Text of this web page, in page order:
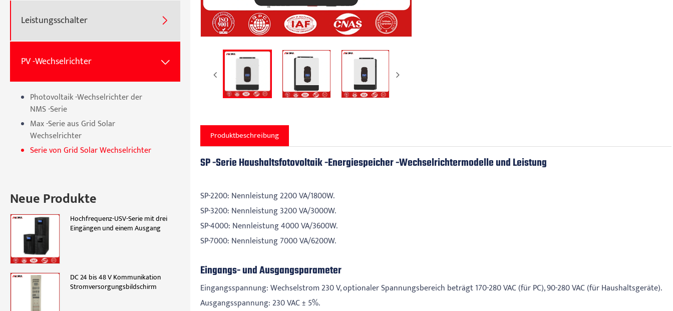
Leistungsschalter 
PV -Wechselrichter 
Photovoltaik -Wechselrichter der
NMS -Serie
Max -Serie aus Grid Solar
Wechselrichter
Serie von Grid Solar Wechselrichter
Neue Produkte
Hochfrequenz-USV-Serie mit drei
Eingängen und einem Ausgang
DC 24 bis 48 V Kommunikation
Stromversorgungsbildschirm
Produktbeschreibung
SP -Serie Haushaltsfotovoltaik -Energiespeicher -Wechselrichtermodelle und Leistung
SP-2200: Nennleistung 2200 VA/1800W.
SP-3200: Nennleistung 3200 VA/3000W.
SP-4000: Nennleistung 4000 VA/3600W.
SP-7000: Nennleistung 7000 VA/6200W.
Eingangs- und Ausgangsparameter
Eingangsspannung: Wechselstrom 230 V, optionaler Spannungsbereich beträgt 170-280 VAC (für PC), 90-280 VAC (für Haushaltsgeräte).
Ausgangsspannung: 230 VAC ± 5%.